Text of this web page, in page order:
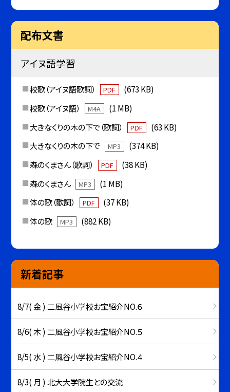
配布文書
アイヌ語学習
校歌（アイヌ語歌詞） PDF
(673 KB)
校歌（アイヌ語）
M4A
(1 MB)
大きなくりの木の下で（歌詞）
PDF
(63 KB)
大きなくりの木の下で
MP3
(374 KB)
森のくまさん（歌詞）
PDF
(38 KB)
森のくまさん
MP3
(1 MB)
体の歌（歌詞）
PDF
(37 KB)
体の歌
MP3 (882 KB)
新着記事
8/7( 金 ) 二風谷小学校お宝紹介NO.６
8/6( 木 ) 二風谷小学校お宝紹介NO.５
8/5( 水 ) 二風谷小学校お宝紹介NO.４
8/3( 月 ) 北大大学院生との交流